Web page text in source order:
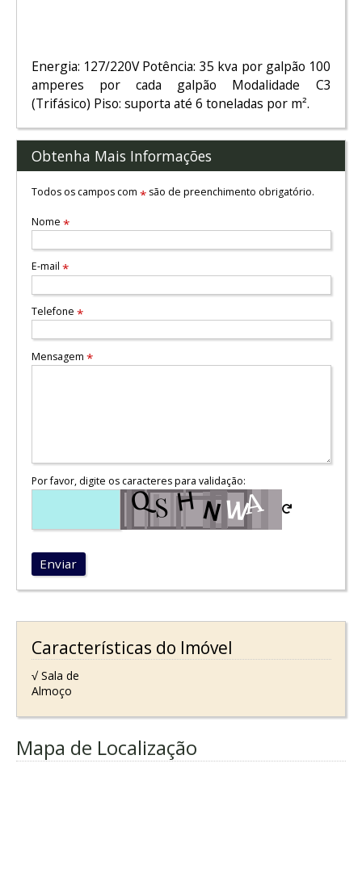
Energia: 127/220V Potência: 35 kva por galpão 100
amperes por cada galpão Modalidade C3
(Trifásico) Piso: suporta até 6 toneladas por m².
Obtenha Mais Informações
Todos os campos com *são de preenchimento obrigatório.
Nome *
E-mail *
Telefone *
Mensagem *
Por favor, digite os caracteres para validação:
Enviar
Características do Imóvel
√ Sala de
Almoço
Mapa de Localização